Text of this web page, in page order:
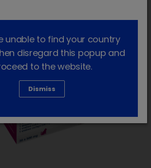
unable to find your country
disregard this popup and
to the website.
Dismiss